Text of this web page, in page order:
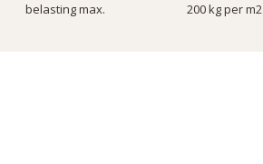
belasting max.
200 kg per m2